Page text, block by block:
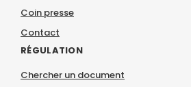
Coin presse
Contact
RÉGULATION
Chercher un document